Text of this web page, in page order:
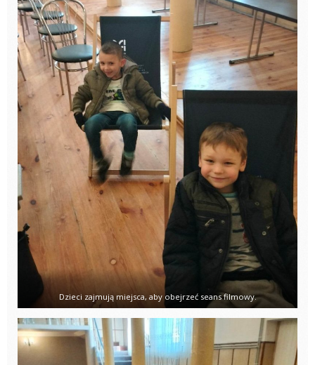
Dzieci zajmują miejsca, aby obejrzeć seans filmowy.